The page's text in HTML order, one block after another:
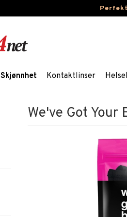
Skjønnhet Kontaktlinser
We've Got Your